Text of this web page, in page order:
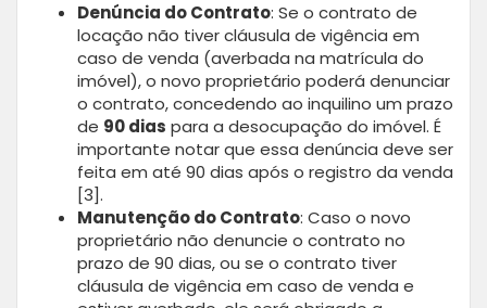
Denúncia do Contrato: Se o contrato de
locação não tiver cláusula de vigência em
caso de venda (averbada na matrícula do
imóvel), o novo proprietário poderá denunciar
o contrato, concedendo ao inquilino um prazo
de 90 dias para a desocupação do imóvel. É
importante notar que essa denúncia deve ser
feita em até 90 dias após o registro da venda
[3].
Manutenção do Contrato: Caso o novo
proprietário não denuncie o contrato no
prazo de 90 dias, ou se o contrato tiver
cláusula de vigência em caso de venda e